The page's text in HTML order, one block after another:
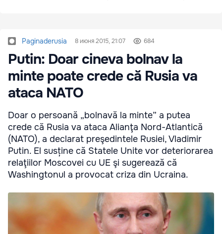
Paginaderusia 8 июня 2015, 21:07 684
Putin: Doar cineva bolnav la
minte poate crede că Rusia va
ataca NATO
Doar o persoană „bolnavă la minte” a putea
crede că Rusia va ataca Alianţa Nord-Atlantică
(NATO), a declarat preşedintele Rusiei, Vladimir
Putin. El susține că Statele Unite vor deteriorarea
relaţiilor Moscovei cu UE şi sugerează că
Washingtonul a provocat criza din Ucraina.